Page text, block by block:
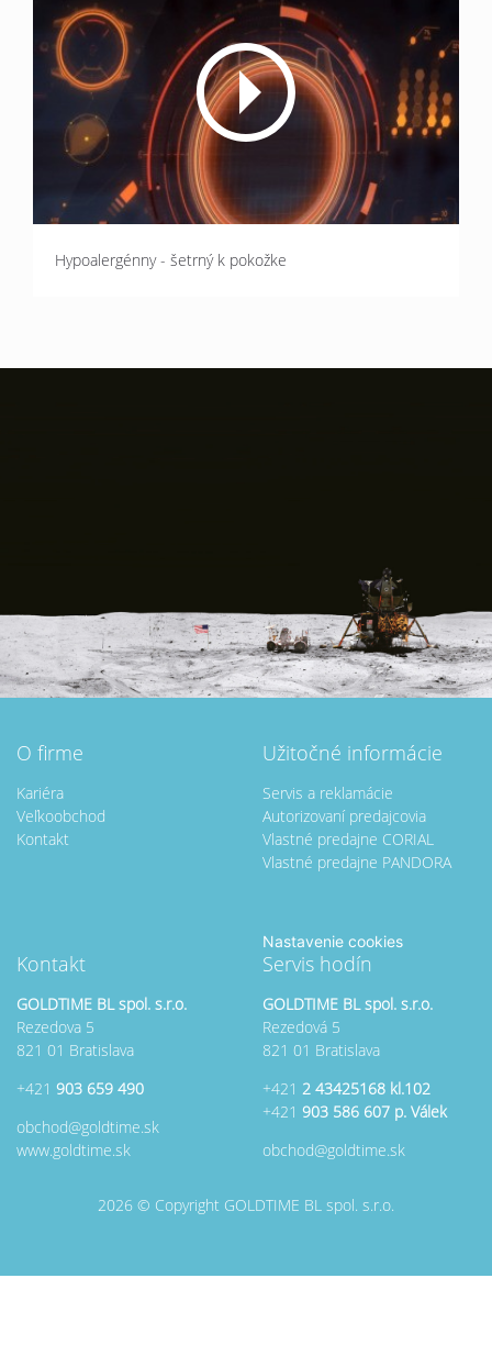
Hypoalergénny - šetrný k pokožke
O firme
Kariéra
Veľkoobchod
Kontakt
Užitočné informácie
Servis a reklamácie
Autorizovaní predajcovia
Vlastné predajne CORIAL
Vlastné predajne PANDORA
Nastavenie cookies
Kontakt
GOLDTIME BL spol. s.r.o.
Rezedova 5
821 01 Bratislava
+421 903 659 490
obchod@goldtime.sk
www.goldtime.sk
Servis hodín
GOLDTIME BL spol. s.r.o.
Rezedová 5
821 01 Bratislava
+421 2 43425168 kl.102
+421 903 586 607 p. Válek
obchod@goldtime.sk
2026 © Copyright GOLDTIME BL spol. s.r.o.